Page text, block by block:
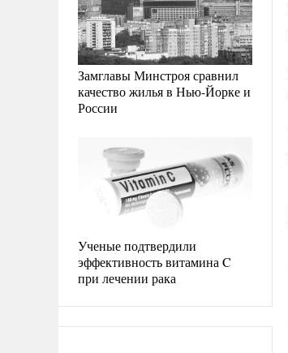
Замглавы Минстроя сравнил
качество жилья в Нью-Йорке и
России
Ученые подтвердили
эффективность витамина C
при лечении рака